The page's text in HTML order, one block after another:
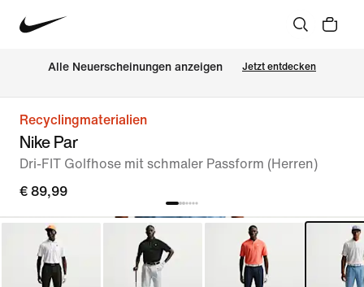
Alle Neuerscheinungen anzeigen Jetzt entdecken
Recyclingmaterialien
Nike Par
Dri-FIT Golfhose mit schmaler Passform (Herren)
€ 89,99